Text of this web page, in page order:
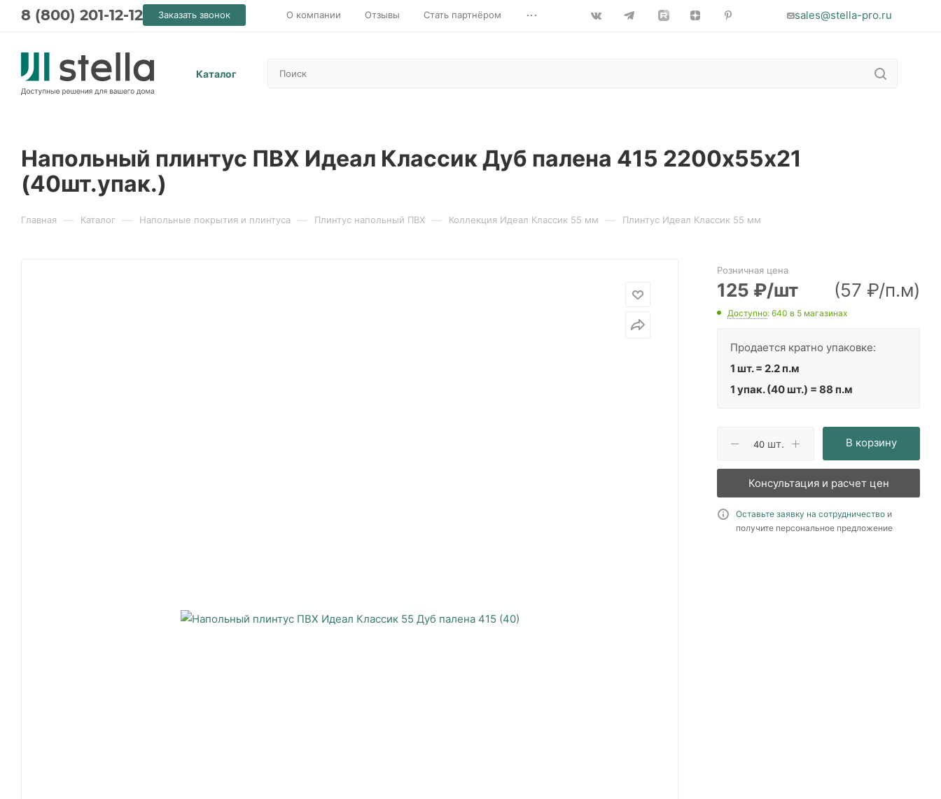
8 (800) 201-12-12 Заказать звонок О компании Отзывы Стать партнёром ... sales@stella-pro.ru
Каталог
Напольный плинтус ПВХ Идеал Классик Дуб палена 415 2200х55х21
(40шт.упак.)
Главная — Каталог — Напольные покрытия и плинтуса — Плинтус напольный ПВХ — Коллекция Идеал Классик 55 мм — Плинтус Идеал Классик 55 мм
Розничная цена
125 ₽/шт (57 ₽/п.м)
Доступно: 640 в 5 магазинах
Продается кратно упаковке:
1 шт. = 2.2 п.м
1 упак. (40 шт.) = 88 п.м
шт. В корзину
Консультация и расчет цен
Оставьте заявку на сотрудничество и
получите персональное предложение